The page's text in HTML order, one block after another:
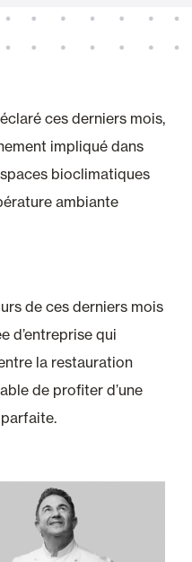
ces derniers mois,
impliqué dans
bioclimatiques
ambiante
de ces derniers mois
d’entreprise qui
la restauration
de profiter d’une